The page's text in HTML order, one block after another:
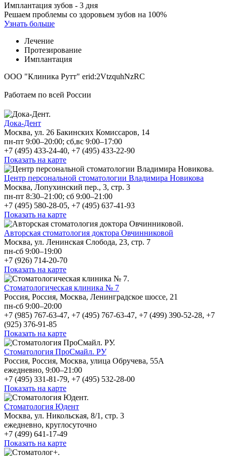
Имплантация зубов - 3 дня
Решаем проблемы со здоровьем зубов на 100%
Узнать больше
Лечение
Протезирование
Имплантация
ООО "Клиника Рутт" erid:2VtzquhNzRC
Работаем по всей России
Дока-Дент
Москва, ул. 26 Бакинских Комиссаров, 14
пн-пт 9:00–20:00; сб,вс 9:00–17:00
+7 (495) 433-24-40, +7 (495) 433-22-90
Показать на карте
Центр персональной стоматологии Владимира Новикова
Москва, Лопухинский пер., 3, стр. 3
пн-пт 8:30–21:00; сб 9:00–21:00
+7 (495) 580-28-05, +7 (495) 637-41-93
Показать на карте
Авторская стоматология доктора Овчинниковой
Москва, ул. Ленинская Слобода, 23, стр. 7
пн-сб 9:00–19:00
+7 (926) 714-20-70
Показать на карте
Стоматологическая клиника № 7
Россия, Россия, Москва, Ленинградское шоссе, 21
пн-сб 9:00–20:00
+7 (985) 767-63-47, +7 (495) 767-63-47, +7 (499) 390-52-28, +7
(925) 376-91-85
Показать на карте
Стоматология ПроСмайл. РУ
Россия, Россия, Москва, улица Обручева, 55А
ежедневно, 9:00–21:00
+7 (495) 331-81-79, +7 (495) 532-28-00
Показать на карте
Стоматология Юдент
Москва, ул. Никольская, 8/1, стр. 3
ежедневно, круглосуточно
+7 (499) 641-17-49
Показать на карте